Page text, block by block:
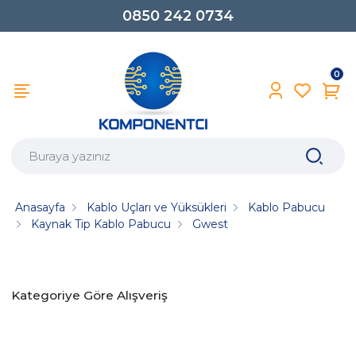
0850 242 0734
0
Anasayfa Kablo Uçları ve Yüksükleri
Kablo Pabucu
Kaynak Tip Kablo Pabucu
Gwest
Kategoriye Göre Alışveriş